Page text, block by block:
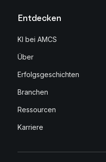
Entdecken
KI bei AMCS
Über
Erfolgsgeschichten
Branchen
Ressourcen
Karriere